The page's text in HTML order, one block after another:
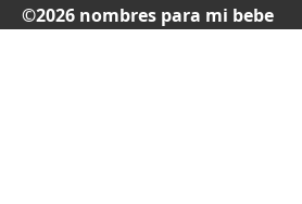
©2026 nombres para mi bebe